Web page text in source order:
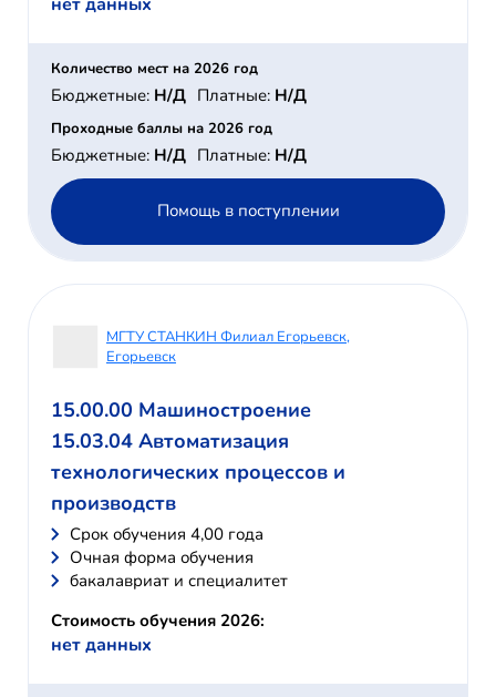
Количество мест на 2026 год
Бюджетные: Н/Д Платные: Н/Д
Проходные баллы на 2026 год
Бюджетные: Н/Д Платные: Н/Д
Помощь в поступлении
МГТУ СТАНКИН Филиал Егорьевск,
Егорьевск
15.00.00 Машиностроение
15.03.04 Автоматизация
технологических процессов и
производств
Cрок обучения 4,00 года
Очная форма обучения
бакалавриат и специалитет
Стоимость обучения 2026:
нет данных